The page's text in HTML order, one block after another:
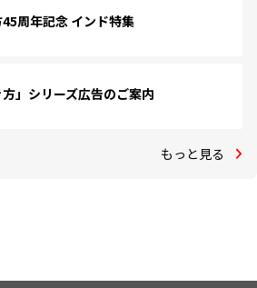
周年記念 インド特集
方」シリーズ広告のご案内
もっと見る